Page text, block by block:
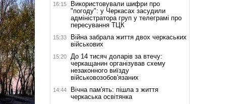
16:15
Використовували шифри про
"погоду": у Черкасах засудили
адміністратора груп у телеграмі про
пересування ТЦК
15:33
Війна забрала життя двох черкаських
військових
15:20
До 14 тисяч доларів за втечу:
черкащанин організував схему
незаконного виїзду
військовозобов'язаних
14:44
Вічна пам'ять: пішла з життя
черкаська освітянка